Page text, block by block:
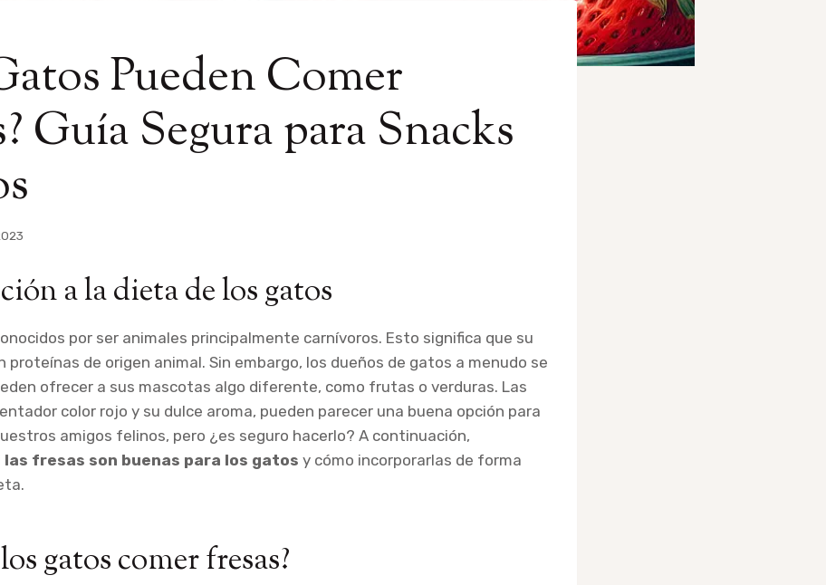
Pueden Comer
Guía Segura para Snacks
a la dieta de los gatos
por ser animales principalmente carnívoros. Esto significa que su
proteínas de origen animal. Sin embargo, los dueños de gatos a menudo se
ofrecer a sus mascotas algo diferente, como frutas o verduras. Las
color rojo y su dulce aroma, pueden parecer una buena opción para
amigos felinos, pero ¿es seguro hacerlo? A continuación,
las fresas son buenas para los gatos y cómo incorporarlas de forma
gatos comer fresas?